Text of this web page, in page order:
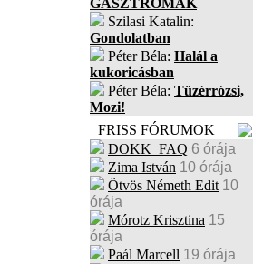
GASZTROMÁK
Szilasi Katalin:
Gondolatban
Péter Béla: Halál a
kukoricásban
Péter Béla: Tüzérrózsi,
Mozi!
FRISS FÓRUMOK
DOKK_FAQ 6 órája
Zima István 10 órája
Ötvös Németh Edit 10
órája
Mórotz Krisztina 15
órája
Paál Marcell 19 órája